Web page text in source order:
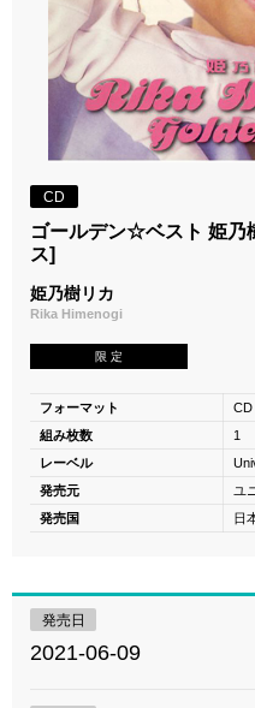
CD
ゴールデン☆ベスト 姫乃
ス]
姫乃樹リカ
Rika Himenogi
限 定
フォーマット
CD
組み枚数
1
レーベル
発売元
ユ
発売国
日
発売日
2021-06-09